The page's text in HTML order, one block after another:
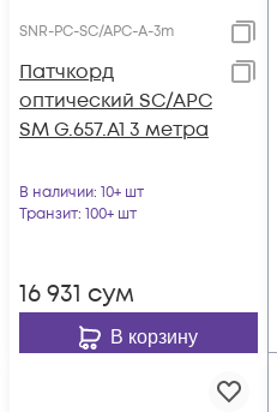
SNR-PC-SC/APC-A-3m
Патчкорд
оптический SC/APC
SM G.657.A1 3 метра
В наличии: 10+ шт
Транзит: 100+ шт
16 931 сум
В корзину